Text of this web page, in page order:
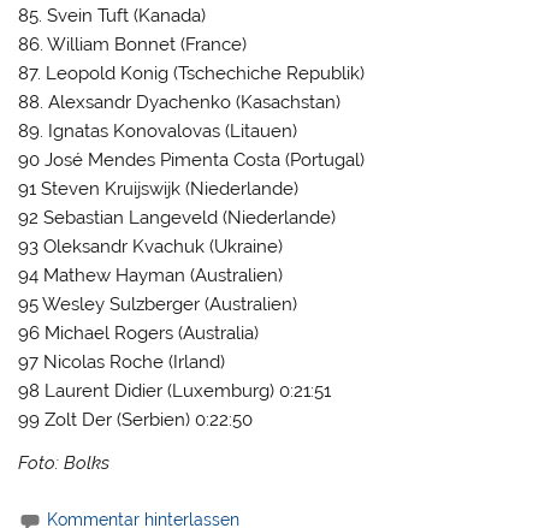
85. Svein Tuft (Kanada)
86. William Bonnet (France)
87. Leopold Konig (Tschechiche Republik)
88. Alexsandr Dyachenko (Kasachstan)
89. Ignatas Konovalovas (Litauen)
90 José Mendes Pimenta Costa (Portugal)
91 Steven Kruijswijk (Niederlande)
92 Sebastian Langeveld (Niederlande)
93 Oleksandr Kvachuk (Ukraine)
94 Mathew Hayman (Australien)
95 Wesley Sulzberger (Australien)
96 Michael Rogers (Australia)
97 Nicolas Roche (Irland)
98 Laurent Didier (Luxemburg) 0:21:51
99 Zolt Der (Serbien) 0:22:50
Foto: Bolks
Kommentar hinterlassen